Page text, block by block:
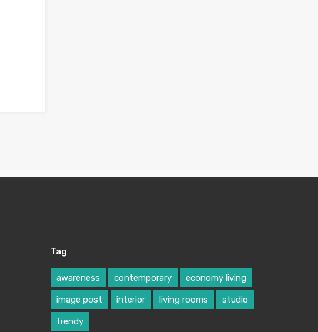
Tag
awareness contemporary economy living
image post interior living rooms studio
trendy